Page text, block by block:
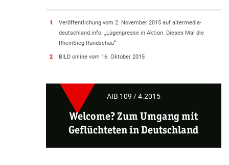
1
Veröffentlichung vom 2. November 2015 auf altermedia-
deutschland.info: „Lügenpresse in Aktion. Dieses Mal die
RheinSieg-Rundschau“
2 BILD online vom 16. Oktober 2015
AIB 109 / 4.2015
Welcome? Zum Umgang mit
Geflüchteten in Deutschland